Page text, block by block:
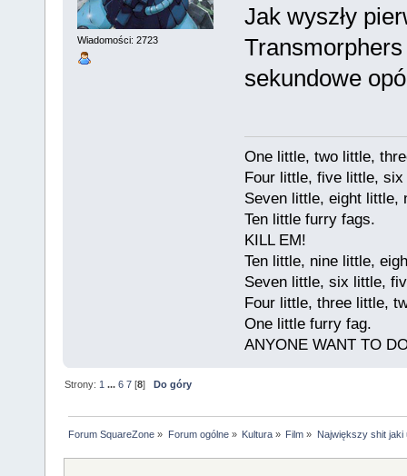
Wiadomości: 2723
Jak wyszły
sekundowe
One little, two little,
Four little, five little,
Seven little, eight little,
Ten little furry fags.
KILL EM!
Ten little, nine little,
Seven little, six little,
Four little, three little,
One little furry fag.
ANYONE WANT TO
Strony: 1 ...6 7 [8]Do góry
Forum SquareZone » Forum ogólne» Kultura» Film » Największy shit jaki